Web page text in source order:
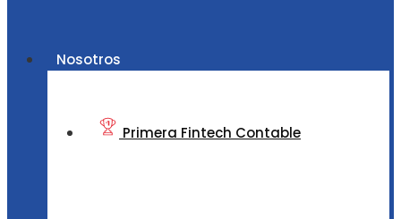
Nosotros
Primera Fintech Contable